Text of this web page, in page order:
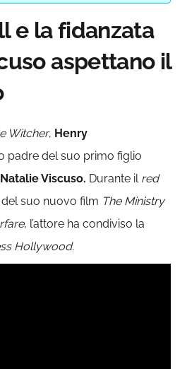
e la fidanzata
aspettano il
Witcher, Henry
padre del suo primo figlio
Natalie Viscuso. Durante il red
del suo nuovo film The Ministry
, l’attore ha condiviso la
Hollywood.